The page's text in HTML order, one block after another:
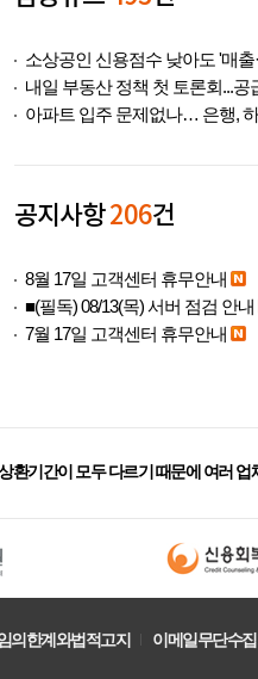
내일 부동산 정책 첫 토론회...공
공지사항206건
8월 17일 고객센터 휴무안내
■(필독) 08/13(목) 서버 점검 안내
7월 17일 고객센터 휴무안내
환기간이 모두 다르기 때문에 여러
의한계와법적고지 이메일무단수